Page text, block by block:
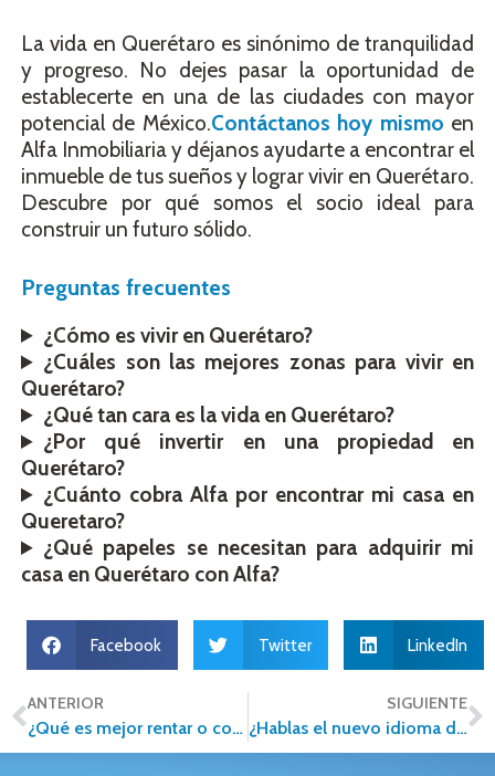
La vida en Querétaro es sinónimo de tranquilidad
y progreso. No dejes pasar la oportunidad de
establecerte en una de las ciudades con mayor
potencial de México.Contáctanos hoy mismo en
Alfa Inmobiliaria y déjanos ayudarte a encontrar el
inmueble de tus sueños y lograr vivir en Querétaro.
Descubre por qué somos el socio ideal para
construir un futuro sólido.
Preguntas frecuentes
¿Cómo es vivir en Querétaro?
¿Cuáles son las mejores zonas para vivir en
Querétaro?
¿Qué tan cara es la vida en Querétaro?
¿Por qué invertir en una propiedad en
Querétaro?
¿Cuánto cobra Alfa por encontrar mi casa en
Queretaro?
¿Qué papeles se necesitan para adquirir mi
casa en Querétaro con Alfa?
Facebook Twitter LinkedIn
ANTERIOR
¿Qué es mejor rentar o comprar casa? Ventajas, diferencias y cómo tomar la mejor decisión
SIGUIENTE
¿Hablas el nuevo idioma del sector inmobiliario?